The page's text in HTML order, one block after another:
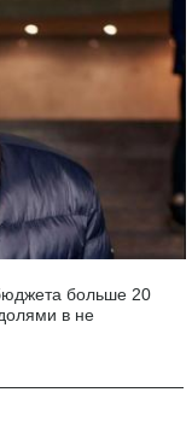
больше 20
в не